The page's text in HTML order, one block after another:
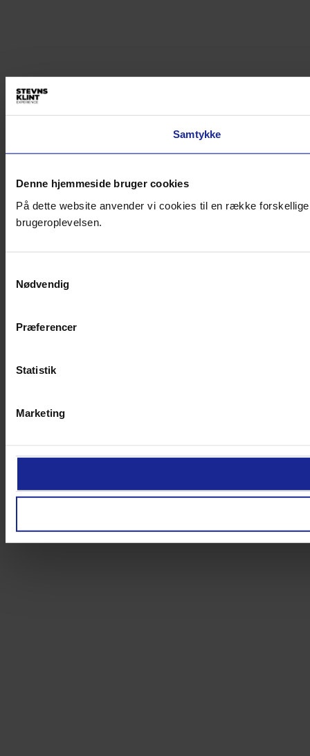
Samtykke
Denne hjemmeside bruger cookies
På dette website anvender vi cookies til en række
brugeroplevelsen.
Nødvendig
Præferencer
Statistik
Marketing